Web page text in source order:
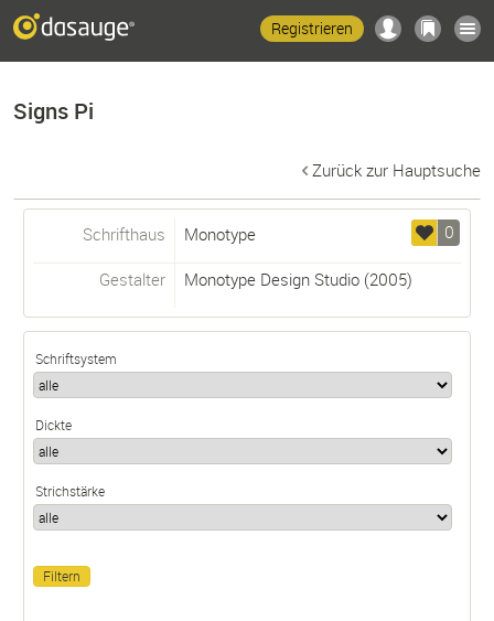
Registrieren
Signs Pi
Zurück zur Hauptsuche
0
Schrifthaus Monotype
Gestalter Monotype Design Studio(2005)
Schriftsystem
Dickte
Strichstärke